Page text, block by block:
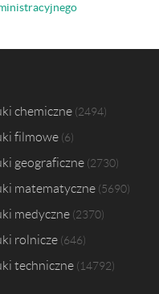
chemiczne 2494
filmowe 6
geograficzne 2730
matematyczne 5690
medyczne 2370
rolnicze 646
techniczne 14792